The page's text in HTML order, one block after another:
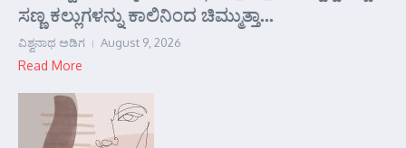
ಸಣ್ಣ ಕಲ್ಲುಗಳನ್ನು ಕಾಲಿನಿಂದ ಚಿಮ್ಮುತ್ತಾ...
ವಿಶ್ವನಾಥ ಅಡಿಗ August 9, 2026
Read More